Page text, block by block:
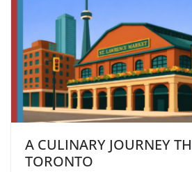
A CULINARY JOURNEY
TORONTO